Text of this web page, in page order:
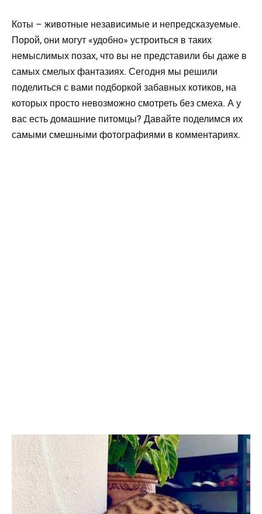
Коты – животные независимые и непредсказуемые.
Порой, они могут «удобно» устроиться в таких
немыслимых позах, что вы не представили бы даже в
самых смелых фантазиях. Сегодня мы решили
поделиться с вами подборкой забавных котиков, на
которых просто невозможно смотреть без смеха. А у
вас есть домашние питомцы? Давайте поделимся их
самыми смешными фотографиями в комментариях.